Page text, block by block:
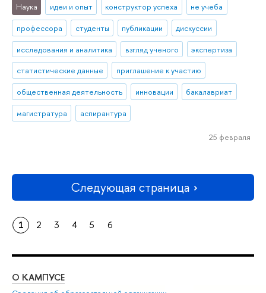
Наука идеи и опыт конструктор успеха
не учеба
профессора
студенты публикации
дискуссии
исследования и аналитика
взгляд ученого
экспертиза
статистические данные
приглашение к участию
общественная деятельность
инновации
бакалавриат
магистратура
аспирантура
25 февраля
Следующая страница
1 2 3 4 5 6
О КАМПУСЕ